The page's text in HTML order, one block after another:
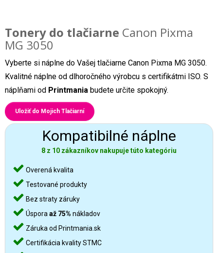
Tonery do tlačiarne Canon Pixma
MG 3050
Vyberte si náplne do Vašej tlačiarne Canon Pixma MG 3050.
Kvalitné náplne od dlhoročného výrobcu s certifikátmi ISO. S
náplňami od Printmania budete určite spokojný.
Uložiť do Mojich Tlačiarní
Kompatibilné náplne
8 z 10 zákazníkov nakupuje túto kategóriu
Overená kvalita
Testované produkty
Bez straty záruky
Úspora až 75% nákladov
Záruka od Printmania.sk
Certifikácia kvality STMC